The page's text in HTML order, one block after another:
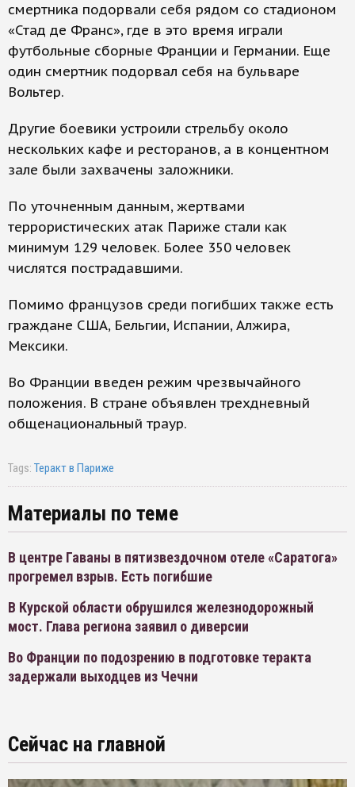
смертника подорвали себя рядом со стадионом
«Стад де Франс», где в это время играли
футбольные сборные Франции и Германии. Еще
один смертник подорвал себя на бульваре
Вольтер.
Другие боевики устроили стрельбу около
нескольких кафе и ресторанов, а в концентном
зале были захвачены заложники.
По уточненным данным, жертвами
террористических атак Париже стали как
минимум 129 человек. Более 350 человек
числятся пострадавшими.
Помимо французов среди погибших также есть
граждане США, Бельгии, Испании, Алжира,
Мексики.
Во Франции введен режим чрезвычайного
положения. В стране объявлен трехдневный
общенациональный траур.
Tags: Теракт в Париже
Материалы по теме
В центре Гаваны в пятизвездочном отеле «Саратога»
прогремел взрыв. Есть погибшие
В Курской области обрушился железнодорожный
мост. Глава региона заявил о диверсии
Во Франции по подозрению в подготовке теракта
задержали выходцев из Чечни
Сейчас на главной